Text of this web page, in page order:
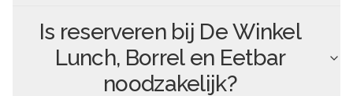
Is reserveren bij De Winkel
Lunch, Borrel en Eetbar
noodzakelijk?